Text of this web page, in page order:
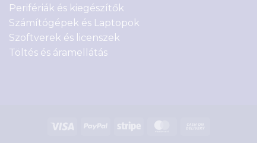
Perifériák és kiegészítők
Számítógépek és Laptopok
Szoftverek és licenszek
Töltés és áramellátás
Visa PayPal Stripe MasterCard